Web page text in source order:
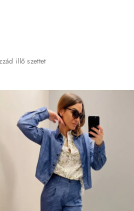
illő szettet